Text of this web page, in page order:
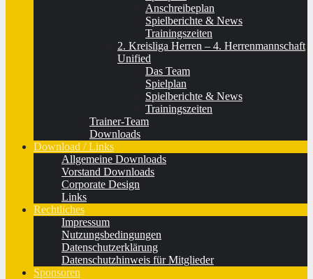
Anschreibeplan
Spielberichte & News
Trainingszeiten
2. Kreisliga Herren – 4. Herrenmannschaft
Unified
Das Team
Spielplan
Spielberichte & News
Trainingszeiten
Trainer-Team
Downloads
Download / Links
Allgemeine Downloads
Vorstand Downloads
Corporate Design
Links
Rechtliches
Impressum
Nutzungsbedingungen
Datenschutzerklärung
Datenschutzhinweis für Mitglieder
Sponsoren